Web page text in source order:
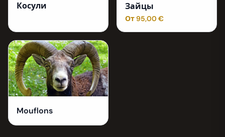
Косули Зайцы
От 95,00 €
Mouflons